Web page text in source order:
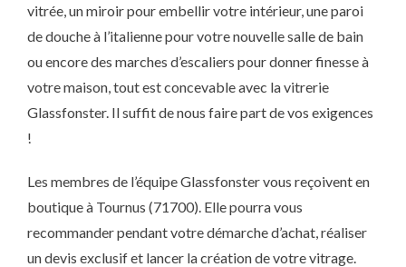
vitrée, un miroir pour embellir votre intérieur, une paroi
de douche à l’italienne pour votre nouvelle salle de bain
ou encore des marches d’escaliers pour donner finesse à
votre maison, tout est concevable avec la vitrerie
Glassfonster. Il suffit de nous faire part de vos exigences
!
Les membres de l’équipe Glassfonster vous reçoivent en
boutique à Tournus (71700). Elle pourra vous
recommander pendant votre démarche d’achat, réaliser
un devis exclusif et lancer la création de votre vitrage.